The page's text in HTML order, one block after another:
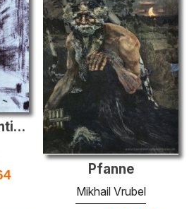
Porträt von Valentina Usoltseva, die Frau des Doktor Usoltsev
Pfanne
Mikhail Vrubel